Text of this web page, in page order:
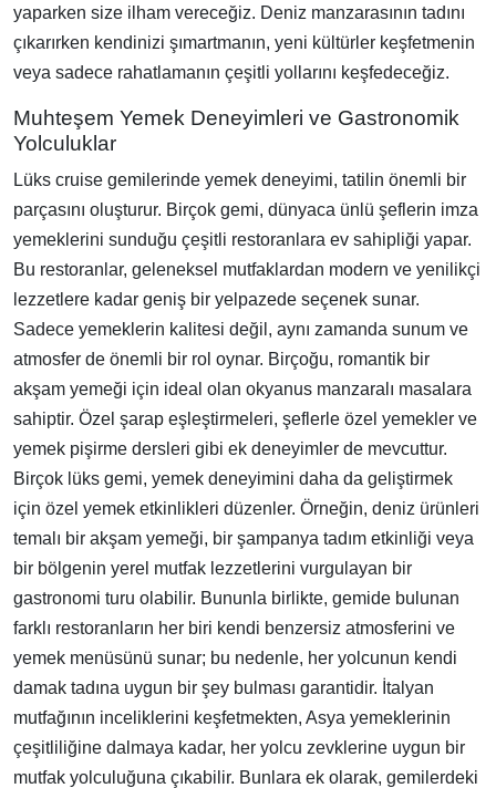
yaparken size ilham vereceğiz. Deniz manzarasının tadını
çıkarırken kendinizi şımartmanın, yeni kültürler keşfetmenin
veya sadece rahatlamanın çeşitli yollarını keşfedeceğiz.
Muhteşem Yemek Deneyimleri ve Gastronomik
Yolculuklar
Lüks cruise gemilerinde yemek deneyimi, tatilin önemli bir
parçasını oluşturur. Birçok gemi, dünyaca ünlü şeflerin imza
yemeklerini sunduğu çeşitli restoranlara ev sahipliği yapar.
Bu restoranlar, geleneksel mutfaklardan modern ve yenilikçi
lezzetlere kadar geniş bir yelpazede seçenek sunar.
Sadece yemeklerin kalitesi değil, aynı zamanda sunum ve
atmosfer de önemli bir rol oynar. Birçoğu, romantik bir
akşam yemeği için ideal olan okyanus manzaralı masalara
sahiptir. Özel şarap eşleştirmeleri, şeflerle özel yemekler ve
yemek pişirme dersleri gibi ek deneyimler de mevcuttur.
Birçok lüks gemi, yemek deneyimini daha da geliştirmek
için özel yemek etkinlikleri düzenler. Örneğin, deniz ürünleri
temalı bir akşam yemeği, bir şampanya tadım etkinliği veya
bir bölgenin yerel mutfak lezzetlerini vurgulayan bir
gastronomi turu olabilir. Bununla birlikte, gemide bulunan
farklı restoranların her biri kendi benzersiz atmosferini ve
yemek menüsünü sunar; bu nedenle, her yolcunun kendi
damak tadına uygun bir şey bulması garantidir. İtalyan
mutfağının inceliklerini keşfetmekten, Asya yemeklerinin
çeşitliliğine dalmaya kadar, her yolcu zevklerine uygun bir
mutfak yolculuğuna çıkabilir. Bunlara ek olarak, gemilerdeki